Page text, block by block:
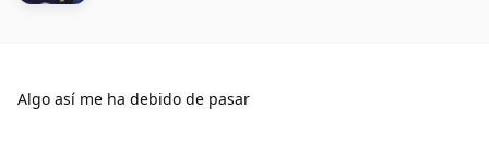
Algo así me ha debido de pasar